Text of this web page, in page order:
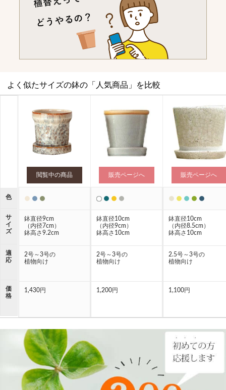
よく似たサイズの鉢の「人気商品」を比較
色
サ
イ
ズ
適
応
価
格
閲覧中の商品
● ● ●
鉢直径9cm
（内径7cm）
鉢高さ9.2cm
2号～3号の
植物向け
1,430円
販売ページへ
● ● ● ●
鉢直径10cm
（内径9cm）
鉢高さ10cm
2号～3号の
植物向け
1,200円
販売ページへ
● ● ● ● ●
鉢直径10cm
（内径8.5cm）
鉢高さ10cm
2.5号～3号の
植物向け
1,100円